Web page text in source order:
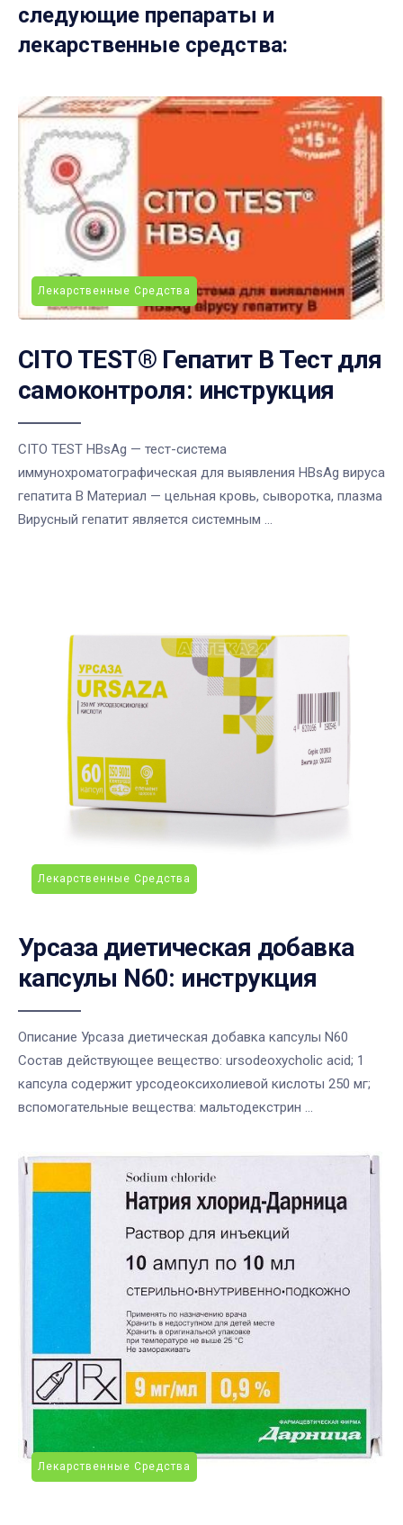
следующие препараты и
лекарственные средства:
Лекарственные Средства
CITO TEST® Гепатит В Тест для
самоконтроля: инструкция
CITO TEST HBsAg — тест-система
иммунохроматографическая для выявления HBsAg вируса
гепатита В Материал — цельная кровь, сыворотка, плазма
Вирусный гепатит является системным ...
Лекарственные Средства
Урсаза диетическая добавка
капсулы N60: инструкция
Описание Урсаза диетическая добавка капсулы N60
Состав действующее вещество: ursodeoxycholic acid; 1
капсула содержит урсодеоксихолиевой кислоты 250 мг;
вспомогательные вещества: мальтодекстрин ...
Лекарственные Средства